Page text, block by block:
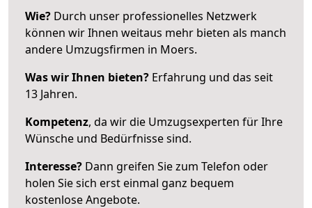
Wie? Durch unser professionelles Netzwerk
können wir Ihnen weitaus mehr bieten als manch
andere Umzugsfirmen in Moers.
Was wir Ihnen bieten? Erfahrung und das seit
13 Jahren.
Kompetenz, da wir die Umzugsexperten für Ihre
Wünsche und Bedürfnisse sind.
Interesse? Dann greifen Sie zum Telefon oder
holen Sie sich erst einmal ganz bequem
kostenlose Angebote.